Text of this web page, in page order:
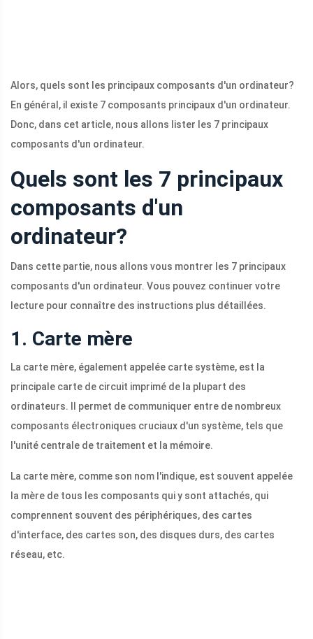
Alors, quels sont les principaux composants d'un ordinateur?
En général, il existe 7 composants principaux d'un ordinateur.
Donc, dans cet article, nous allons lister les 7 principaux
composants d'un ordinateur.
Quels sont les 7 principaux
composants d'un
ordinateur?
Dans cette partie, nous allons vous montrer les 7 principaux
composants d'un ordinateur. Vous pouvez continuer votre
lecture pour connaître des instructions plus détaillées.
1. Carte mère
La carte mère, également appelée carte système, est la
principale carte de circuit imprimé de la plupart des
ordinateurs. Il permet de communiquer entre de nombreux
composants électroniques cruciaux d'un système, tels que
l'unité centrale de traitement et la mémoire.
La carte mère, comme son nom l'indique, est souvent appelée
la mère de tous les composants qui y sont attachés, qui
comprennent souvent des périphériques, des cartes
d'interface, des cartes son, des disques durs, des cartes
réseau, etc.